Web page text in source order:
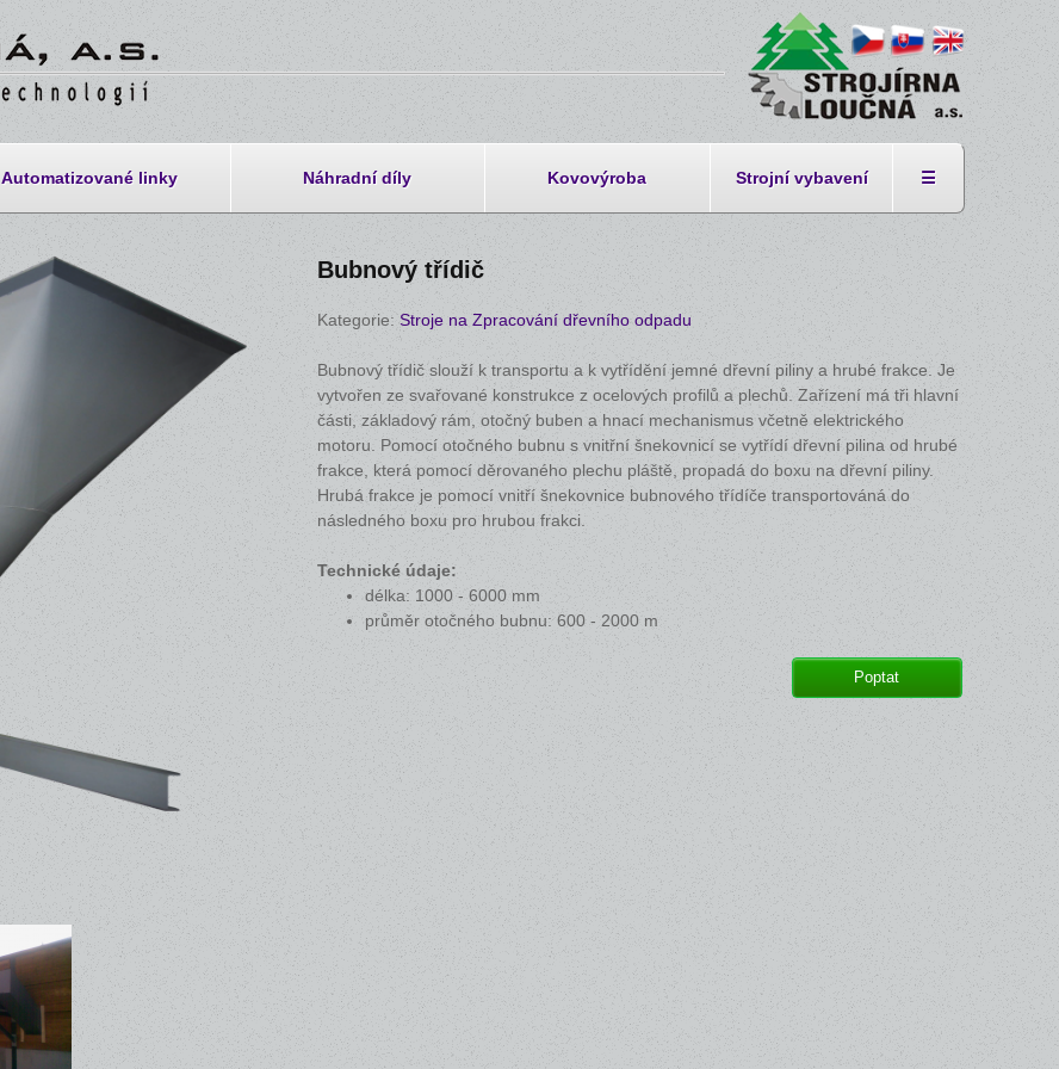
Automatizované linky Náhradní díly Kovovýroba Strojní vybavení ☰
Bubnový třídič
Kategorie:Stroje na Zpracování dřevního odpadu
Bubnový třídič slouží k transportu a k vytřídění jemné dřevní piliny a hrubé frakce. Je
vytvořen ze svařované konstrukce z ocelových profilů a plechů. Zařízení má tři hlavní
části, základový rám, otočný buben a hnací mechanismus včetně elektrického
motoru. Pomocí otočného bubnu s vnitřní šnekovnicí se vytřídí dřevní pilina od hrubé
frakce, která pomocí děrovaného plechu pláště, propadá do boxu na dřevní piliny.
Hrubá frakce je pomocí vnitří šnekovnice bubnového třídíče transportováná do
následného boxu pro hrubou frakci.
Technické údaje:
délka: 1000 - 6000 mm
průměr otočného bubnu: 600 - 2000 m
Poptat